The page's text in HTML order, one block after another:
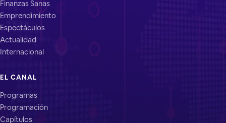
Finanzas Sanas
Emprendimiento
Espectáculos
Actualidad
Internacional
EL CANAL
Programas
Programación
Capítulos